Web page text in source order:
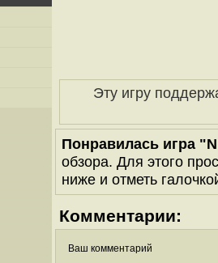
Эту игру
Понравилась игра
обзора. Для этого
ниже и отметь
Комментарии:
Ваш комментарий